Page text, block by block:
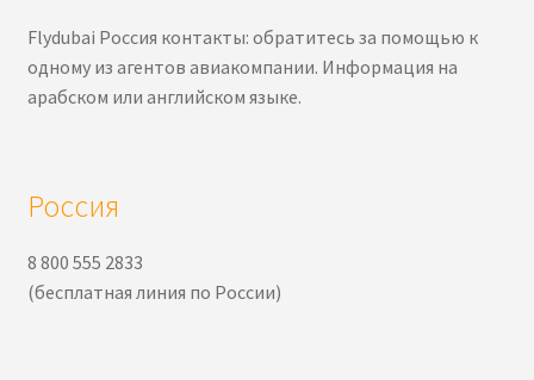
Flydubai Россия контакты: обратитесь за помощью к
одному из агентов авиакомпании. Информация на
арабском или английском языке.
Россия
8 800 555 2833
(бесплатная линия по России)